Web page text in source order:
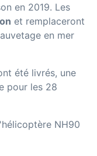
en 2019. Les
et remplaceront
en mer
été livrés, une
pour les 28
NH90